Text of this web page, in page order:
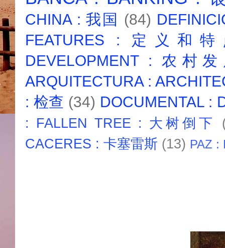
CHINA : 我国 (84)
FEATURES : 定义和
DEVELOPMENT : 农村
ARQUITECTURA :
: 检查 (34) DOCUMENTAL :
: FALLEN TREE : 大树倒下
CACERES : 卡塞雷斯 (13) PAZ :